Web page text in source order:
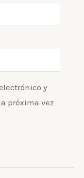
y
próxima vez